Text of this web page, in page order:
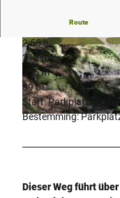
© Ina Bohlken, Projektbüro
© Tourismus NRW e.V. /
Route
2:55 h
215 m
255 m
89 m
Start: Parkplatz
Bestemming:
Dieser Weg führt